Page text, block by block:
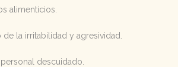
alimenticios.
de la irritabilidad y agresividad.
descuidado.